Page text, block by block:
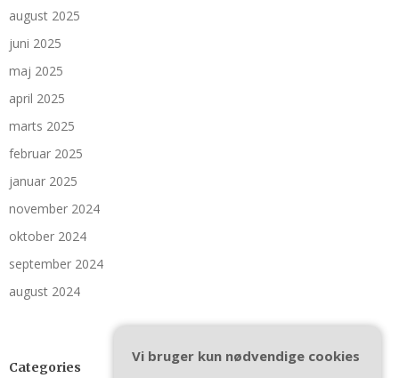
august 2025
juni 2025
maj 2025
april 2025
marts 2025
februar 2025
januar 2025
november 2024
oktober 2024
september 2024
august 2024
Categories
Vi bruger kun nødvendige cookies